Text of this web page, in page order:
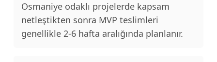
Osmaniye odaklı projelerde kapsam
netleştikten sonra MVP teslimleri
genellikle 2-6 hafta aralığında planlanır.